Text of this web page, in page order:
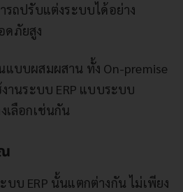
รถปรับแต่งระบบได้อย่าง
ดภัยสูง
แบบผสมผสาน ทั้ง On-premise
านระบบ ERP แบบระบบ
เลือกเช่นกัน
บบ ERP นั้นแตกต่างกัน ไม่เพียง